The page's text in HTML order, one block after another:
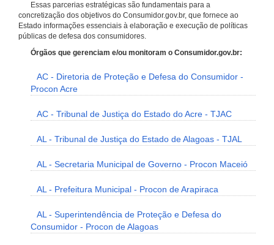
Essas parcerias estratégicas são fundamentais para a
concretização dos objetivos do Consumidor.gov.br, que fornece ao
Estado informações essenciais à elaboração e execução de políticas
públicas de defesa dos consumidores.
Órgãos que gerenciam e/ou monitoram o Consumidor.gov.br:
AC - Diretoria de Proteção e Defesa do Consumidor -
Procon Acre
AC - Tribunal de Justiça do Estado do Acre - TJAC
AL - Tribunal de Justiça do Estado de Alagoas - TJAL
AL - Secretaria Municipal de Governo - Procon Maceió
AL - Prefeitura Municipal - Procon de Arapiraca
AL - Superintendência de Proteção e Defesa do
Consumidor - Procon de Alagoas